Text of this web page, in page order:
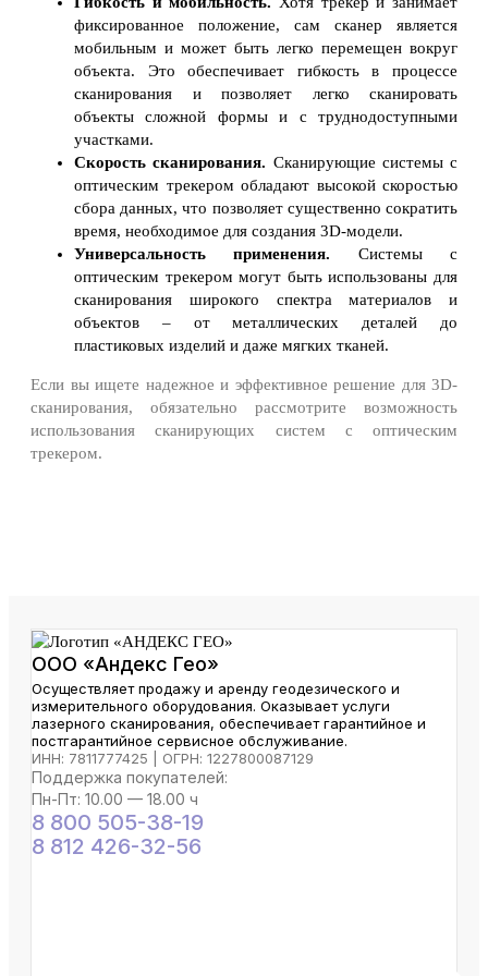
фиксированное положение, сам сканер является
мобильным и может быть легко перемещен вокруг
объекта. Это обеспечивает гибкость в процессе
сканирования и позволяет легко сканировать
объекты сложной формы и с труднодоступными
участками.
Скорость сканирования. Сканирующие системы с
оптическим трекером обладают высокой скоростью
сбора данных, что позволяет существенно сократить
время, необходимое для создания 3D-модели.
Универсальность применения. Системы с
оптическим трекером могут быть использованы для
сканирования широкого спектра материалов и
объектов – от металлических деталей до
пластиковых изделий и даже мягких тканей.
Если вы ищете надежное и эффективное решение для 3D-
сканирования, обязательно рассмотрите возможность
использования сканирующих систем с оптическим
трекером.
ООО «Андекс Гео»
Осуществляет продажу и аренду геодезического и
измерительного оборудования. Оказывает услуги
лазерного сканирования, обеспечивает гарантийное и
постгарантийное сервисное обслуживание.
ИНН: 7811777425 | ОГРН: 1227800087129
Поддержка покупателей:
Пн-Пт: 10.00 — 18.00 ч
8 800 505-38-19
8 812 426-32-56